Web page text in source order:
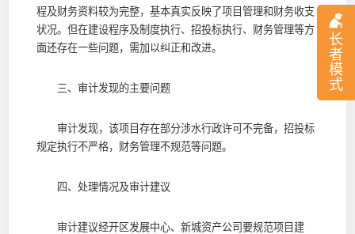
长
者
模
式
程及财务资料较为完整，基本真实反映了项目管理和财务收支
状况。但在建设程序及制度执行、招投标执行、财务管理等方
面还存在一些问题，需加以纠正和改进。
三、审计发现的主要问题
审计发现，该项目存在部分涉水行政许可不完备，招投标
规定执行不严格，财务管理不规范等问题。
四、处理情况及审计建议
审计建议经开区发展中心、新城资产公司要规范项目建